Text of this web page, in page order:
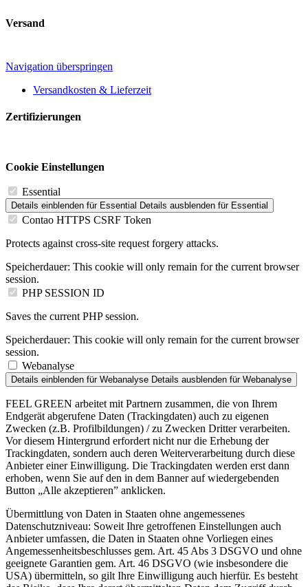
Versand
Navigation überspringen
Versandkosten & Lieferzeit
Zertifizierungen
Cookie Einstellungen
Essential
Details einblenden für Essential Details ausblenden für Essential
Contao HTTPS CSRF Token
Protects against cross-site request forgery attacks.
Speicherdauer: This cookie will only remain for the current browser
session.
PHP SESSION ID
Saves the current PHP session.
Speicherdauer: This cookie will only remain for the current browser
session.
Webanalyse
Details einblenden für Webanalyse Details ausblenden für Webanalyse
FEEL GREEN arbeitet mit Partnern zusammen, die von Ihrem
Endgerät abgerufene Daten (Trackingdaten) auch zu eigenen
Zwecken (z.B. Profilbildungen) / zu Zwecken Dritter verarbeiten.
Vor diesem Hintergrund erfordert nicht nur die Erhebung der
Trackingdaten, sondern auch deren Weiterverarbeitung durch diese
Anbieter einer Einwilligung. Die Trackingdaten werden erst dann
erhoben, wenn Sie auf den in dem Banner auf wiedergebenden
Button „Alle akzeptieren” anklicken.
Übermittlung von Daten in Staaten ohne angemessenes
Datenschutzniveau: Soweit Ihre getroffenen Einstellungen auch
Anbieter umfassen, die Daten in Staaten ohne Vorliegen eines
Angemessenheitsbeschlusses gem. Art. 45 Abs 3 DSGVO und ohne
geeignete Garantien gem. Art. 46 DSGVO (wie insbesondere die
USA) übermitteln, so gilt Ihre Einwilligung auch hierfür. Es besteht